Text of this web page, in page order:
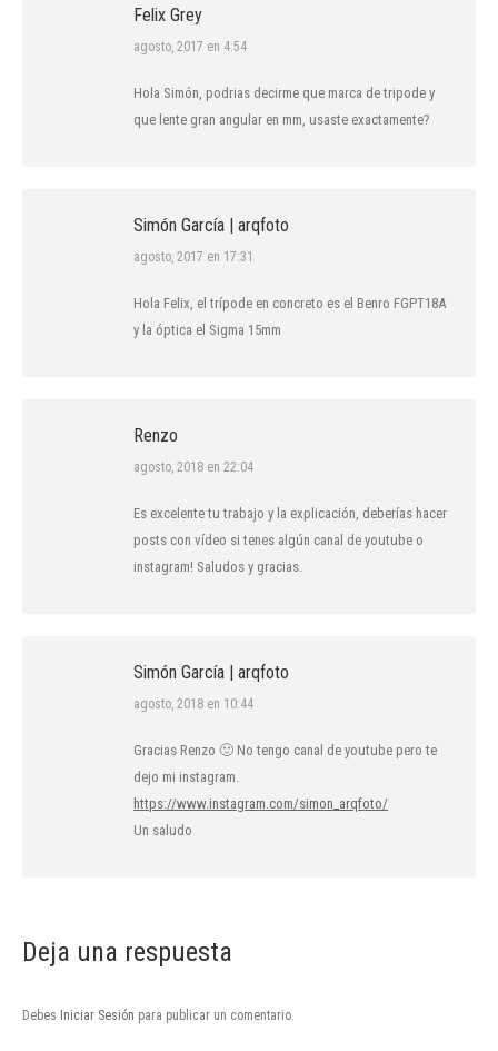
Felix Grey
dice:
agosto, 2017 en 4:54
Hola Simón, podrias decirme que marca de tripode y
que lente gran angular en mm, usaste exactamente?
Simón García | arqfoto
dice:
agosto, 2017 en 17:31
Hola Felix, el trípode en concreto es el Benro FGPT18A
y la óptica el Sigma 15mm
Renzo
dice:
agosto, 2018 en 22:04
Es excelente tu trabajo y la explicación, deberías hacer
posts con vídeo si tenes algún canal de youtube o
instagram! Saludos y gracias.
Simón García | arqfoto
dice:
agosto, 2018 en 10:44
Gracias Renzo 🙂 No tengo canal de youtube pero te
dejo mi instagram.
https://www.instagram.com/simon_arqfoto/
Un saludo
Deja una respuesta
Debes Iniciar Sesión para publicar un comentario.